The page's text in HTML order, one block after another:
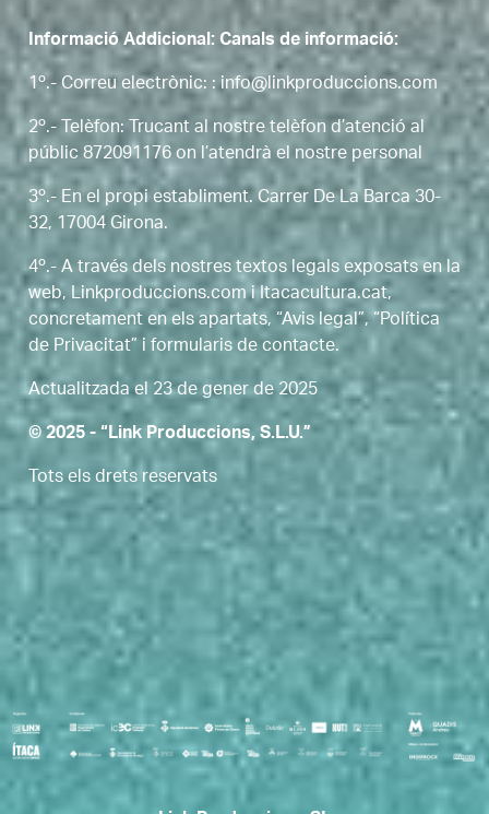
Informació Addicional: Canals de informació:
1º.- Correu electrònic: : info@linkproduccions.com
2º.- Telèfon: Trucant al nostre telèfon d’atenció al
públic 872091176 on l’atendrà el nostre personal
3º.- En el propi establiment. Carrer De La Barca 30-
32, 17004 Girona.
4º.- A través dels nostres textos legals exposats en la
web, Linkproduccions.com i Itacacultura.cat,
concretament en els apartats, “Avis legal”, “Política
de Privacitat” i formularis de contacte.
Actualitzada el 23 de gener de 2025
© 2025 - “Link Produccions, S.L.U.”
Tots els drets reservats